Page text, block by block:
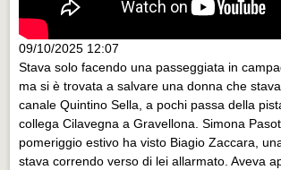
09/10/2025 12:07
Stava solo facendo una passeggiata in
ma si è trovata a salvare una donna che
canale Quintino Sella, a pochi passa della
collega Cilavegna a Gravellona. Simona
pomeriggio estivo ha visto Biagio Zaccara,
stava correndo verso di lei allarmato. Aveva